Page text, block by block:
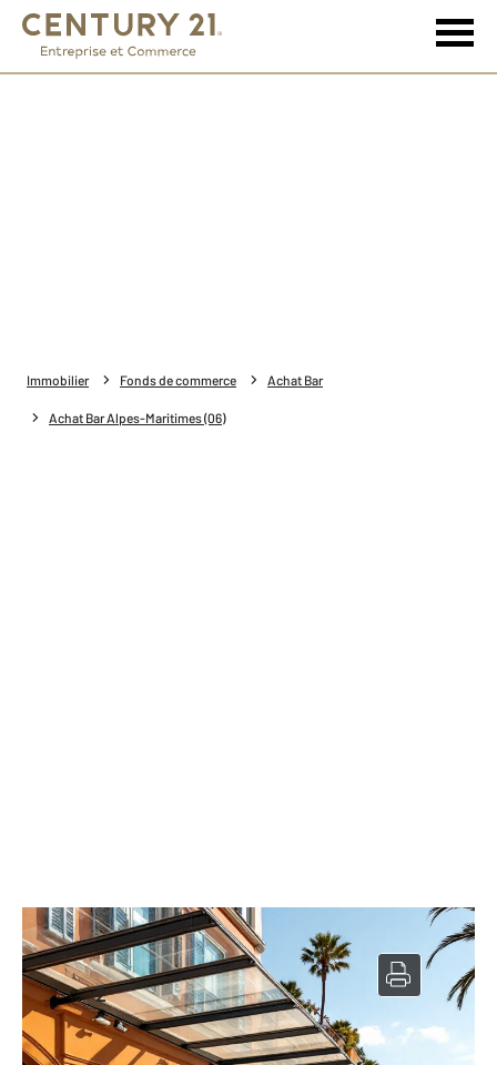
Immobilier Fonds de commerce Achat Bar
Achat Bar Alpes-Maritimes (06)
BarBrasserie à vendre
300 m2-Alpes-Maritimes - 06
Ref: 10227071